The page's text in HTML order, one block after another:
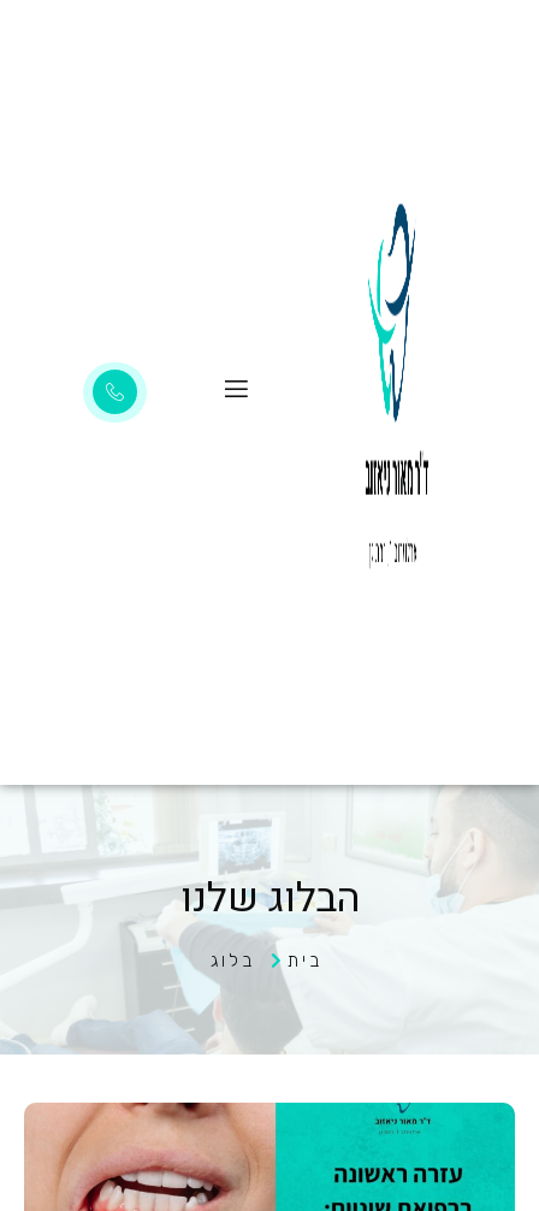
הבלוג שלנו
בית בלוג